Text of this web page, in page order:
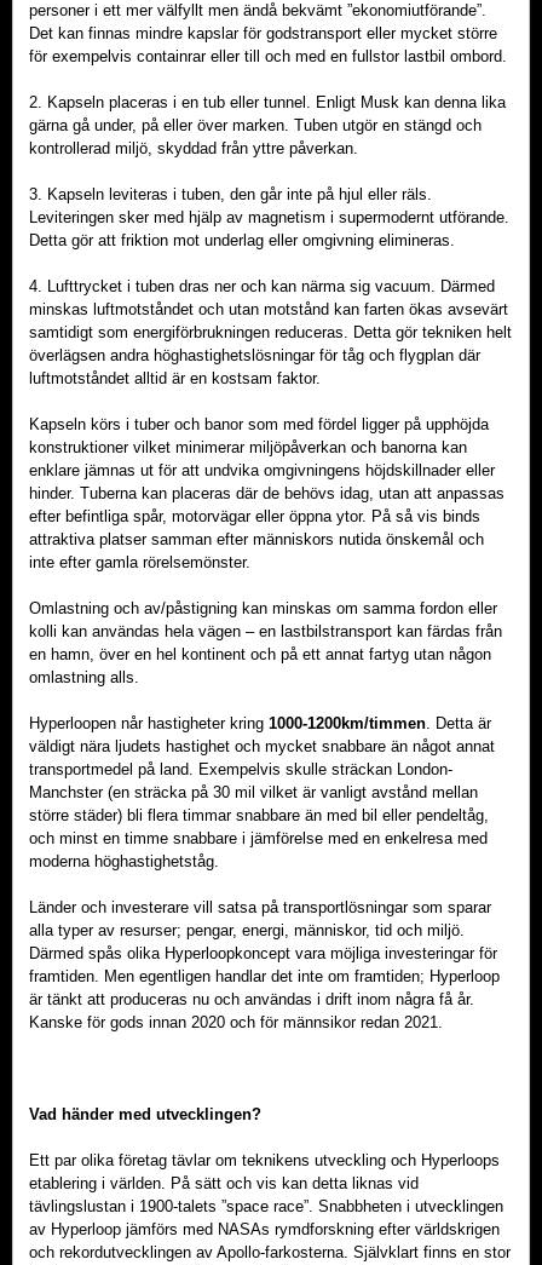
personer i ett mer välfyllt men ändå bekvämt ”ekonomiutförande”.
Det kan finnas mindre kapslar för godstransport eller mycket större
för exempelvis containrar eller till och med en fullstor lastbil ombord.
2. Kapseln placeras i en tub eller tunnel. Enligt Musk kan denna lika
gärna gå under, på eller över marken. Tuben utgör en stängd och
kontrollerad miljö, skyddad från yttre påverkan.
3. Kapseln leviteras i tuben, den går inte på hjul eller räls.
Leviteringen sker med hjälp av magnetism i supermodernt utförande.
Detta gör att friktion mot underlag eller omgivning elimineras.
4. Lufttrycket i tuben dras ner och kan närma sig vacuum. Därmed
minskas luftmotståndet och utan motstånd kan farten ökas avsevärt
samtidigt som energiförbrukningen reduceras. Detta gör tekniken helt
överlägsen andra höghastighetslösningar för tåg och flygplan där
luftmotståndet alltid är en kostsam faktor.
Kapseln körs i tuber och banor som med fördel ligger på upphöjda
konstruktioner vilket minimerar miljöpåverkan och banorna kan
enklare jämnas ut för att undvika omgivningens höjdskillnader eller
hinder. Tuberna kan placeras där de behövs idag, utan att anpassas
efter befintliga spår, motorvägar eller öppna ytor. På så vis binds
attraktiva platser samman efter människors nutida önskemål och
inte efter gamla rörelsemönster.
Omlastning och av/påstigning kan minskas om samma fordon eller
kolli kan användas hela vägen – en lastbilstransport kan färdas från
en hamn, över en hel kontinent och på ett annat fartyg utan någon
omlastning alls.
Hyperloopen når hastigheter kring 1000-1200km/timmen. Detta är
väldigt nära ljudets hastighet och mycket snabbare än något annat
transportmedel på land. Exempelvis skulle sträckan London-
Manchster (en sträcka på 30 mil vilket är vanligt avstånd mellan
större städer) bli flera timmar snabbare än med bil eller pendeltåg,
och minst en timme snabbare i jämförelse med en enkelresa med
moderna höghastighetståg.
Länder och investerare vill satsa på transportlösningar som sparar
alla typer av resurser; pengar, energi, människor, tid och miljö.
Därmed spås olika Hyperloopkoncept vara möjliga investeringar för
framtiden. Men egentligen handlar det inte om framtiden; Hyperloop
är tänkt att produceras nu och användas i drift inom några få år.
Kanske för gods innan 2020 och för männsikor redan 2021.
Vad händer med utvecklingen?
Ett par olika företag tävlar om teknikens utveckling och Hyperloops
etablering i världen. På sätt och vis kan detta liknas vid
tävlingslustan i 1900-talets ”space race”. Snabbheten i utvecklingen
av Hyperloop jämförs med NASAs rymdforskning efter världskrigen
och rekordutvecklingen av Apollo-farkosterna. Självklart finns en stor